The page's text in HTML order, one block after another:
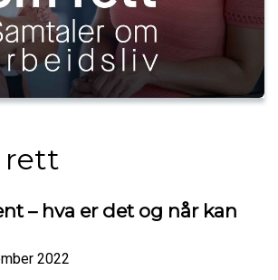
rett
– hva er det og når kan
2022